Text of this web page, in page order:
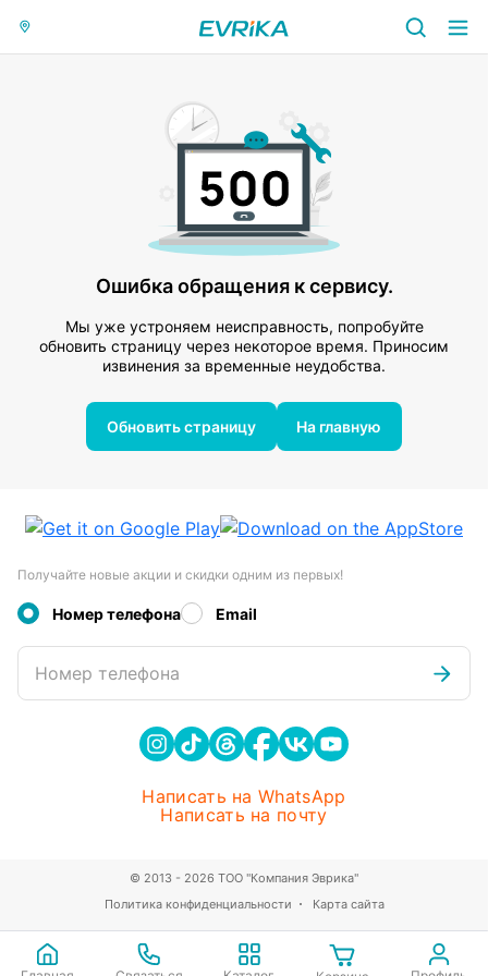
Ошибка обращения к сервису.
Мы уже устроняем неисправность, попробуйте
обновить страницу через некоторое время. Приносим
извинения за временные неудобства.
Обновить страницу На главную
Получайте новые акции и скидки одним из первых!
Номер телефона Email
Номер телефона
Написать на WhatsApp
Написать на почту
Политика конфиденциальности Карта сайта
© 2013 - 2026 ТОО "Компания Эврика"